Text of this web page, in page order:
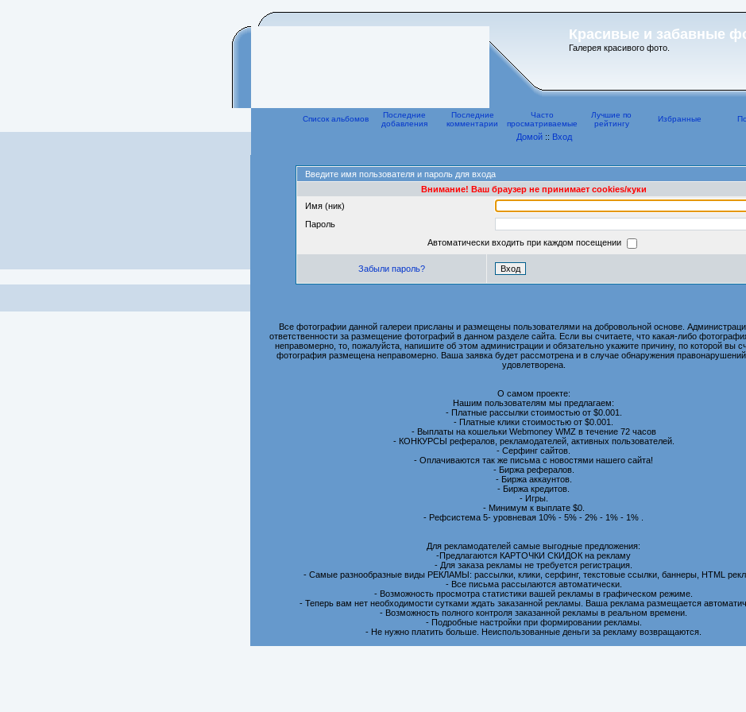
Красивые и забавные
Галерея красивого фото.
Список альбомов
Последние
добавления
Последние
комментарии
Часто
просматриваемые
Лучшие по
рейтингу
Избранные
Домой :: Вход
Введите имя пользователя и пароль для входа
Внимание! Ваш браузер не принимает cookies/куки
Имя (ник)
Пароль
Автоматически входить при каждом посещении
Забыли пароль?
Все фотографии данной галереи присланы и размещены пользователями на добровольной основе.
ответственности за размещение фотографий в данном разделе сайта. Если вы считаете, что какая-либо
неправомерно, то, пожалуйста, напишите об этом администрации и обязательно укажите причину, по которой вы
фотография размещена неправомерно. Ваша заявка будет рассмотрена и в случае обнаружения
удовлетворена.
О самом проекте:
Нашим пользователям мы предлагаем:
- Платные рассылки стоимостью от $0.001.
- Платные клики стоимостью от $0.001.
- Выплаты на кошельки Webmoney WMZ в течение 72 часов
- КОНКУРСЫ рефералов, рекламодателей, активных пользователей.
- Серфинг сайтов.
- Оплачиваются так же письма с новостями нашего сайта!
- Биржа рефералов.
- Биржа аккаунтов.
- Биржа кредитов.
- Игры.
- Минимум к выплате $0.
- Рефсистема 5- уровневая 10% - 5% - 2% - 1% - 1% .
Для рекламодателей самые выгодные предложения:
-Предлагаются КАРТОЧКИ СКИДОК на рекламу
- Для заказа рекламы не требуется регистрация.
- Самые разнообразные виды РЕКЛАМЫ: рассылки, клики, серфинг, текстовые ссылки, баннеры, HTML
- Все письма рассылаются автоматически.
- Возможность просмотра статистики вашей рекламы в графическом режиме.
- Теперь вам нет необходимости сутками ждать заказанной рекламы. Ваша реклама размещается
- Возможность полного контроля заказанной рекламы в реальном времени.
- Подробные настройки при формировании рекламы.
- Не нужно платить больше. Неиспользованные деньги за рекламу возвращаются.